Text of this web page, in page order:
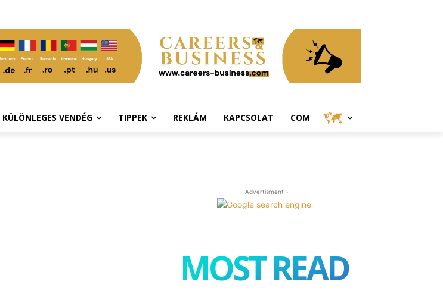
KÜLÖNLEGES VENDÉG TIPPEK REKLÁM KAPCSOLAT COM
- Advertisment -
MOST READ